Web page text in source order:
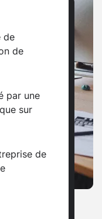
de
de
par une
sur
de